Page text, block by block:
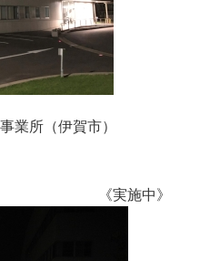
業所（伊賀市）
施中》